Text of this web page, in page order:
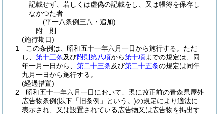
記載せず、若しくは虚偽の記載をし、又は帳簿を保存し
なかつた者
(平一八条例三八・追加)
附 則
(施行期日)
1
この条例は、昭和五十一年六月一日から施行する。 ただ
し、 第十三条及び附則第八項から第十項までの規定は、同
年一月一日から、 第二十三条及び第二十五条の規定は同年
九月一日から施行する。
(経過措置)
2
昭和五十一年六月一日において、現に改正前の青森県屋外
広告物条例(以下「旧条例」という。)の規定により適法に
表示され、又は設置されている広告物又は広告物を掲出す